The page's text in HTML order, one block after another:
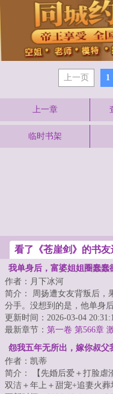
上一页 1
上一章
临时书架
看了《苍崖剑》的书友
我单身后，富婆姐姐圈蠢蠢
作者：月下冰河
简介： 周扬遭女友背叛后，
分手。没想到的是，他单身后
人生竟突然开挂。
更新时间：2026-03-04
最新章节： 第一卷 第566章
的比赛（下）
怨我五年无所出，嫁你叔父
作者：凯蒂
简介： 【先婚后爱＋打脸虐
双洁＋年上＋甜宠+追妻火葬